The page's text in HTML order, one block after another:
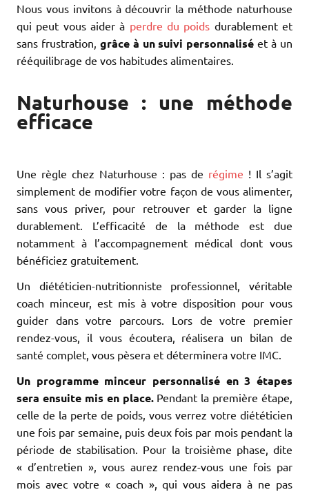
Nous vous invitons à découvrir la méthode naturhouse
qui peut vous aider à perdre du poids durablement et
sans frustration, grâce à un suivi personnalisé et à un
rééquilibrage de vos habitudes alimentaires.
Naturhouse : une méthode
efficace
Une règle chez Naturhouse : pas de régime ! Il s’agit
simplement de modifier votre façon de vous alimenter,
sans vous priver, pour retrouver et garder la ligne
durablement. L’efficacité de la méthode est due
notamment à l’accompagnement médical dont vous
bénéficiez gratuitement.
Un diététicien-nutritionniste professionnel, véritable
coach minceur, est mis à votre disposition pour vous
guider dans votre parcours. Lors de votre premier
rendez-vous, il vous écoutera, réalisera un bilan de
santé complet, vous pèsera et déterminera votre IMC.
Un programme minceur personnalisé en 3 étapes
sera ensuite mis en place.Pendant la première étape,
celle de la perte de poids, vous verrez votre diététicien
une fois par semaine, puis deux fois par mois pendant la
période de stabilisation. Pour la troisième phase, dite
« d’entretien », vous aurez rendez-vous une fois par
mois avec votre « coach », qui vous aidera à ne pas